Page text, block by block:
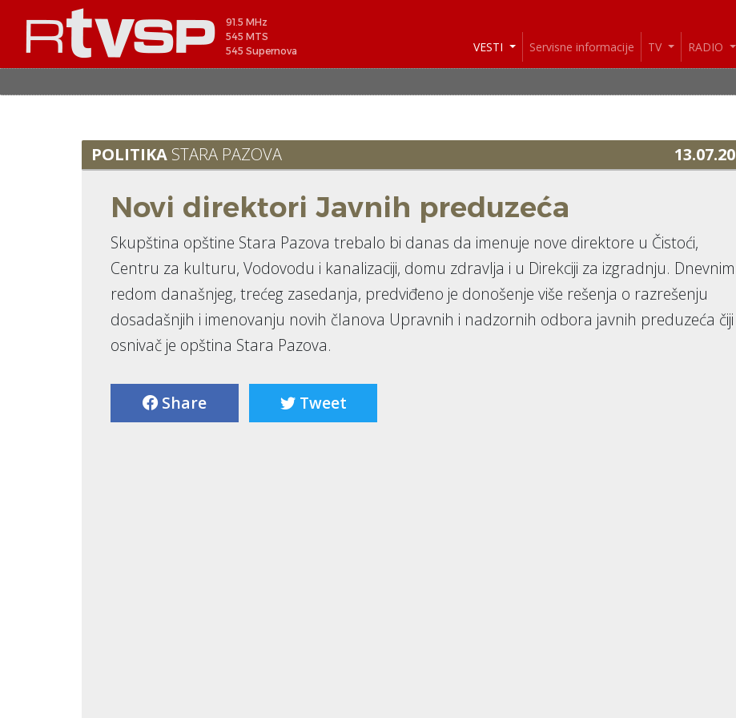
91.5 MHz
545 MTS
545 Supernova
VESTI Servisne informacije TV RADIO
POLITIKA STARA PAZOVA
Novi direktori Javnih preduzeća
Skupština opštine Stara Pazova trebalo bi danas da imenuje nove direktore u Čistoći,
Centru za kulturu, Vodovodu i kanalizaciji, domu zdravlja i u Direkciji za izgradnju. Dnevnim
redom današnjeg, trećeg zasedanja, predviđeno je donošenje više rešenja o razrešenju
dosadašnjih i imenovanju novih članova Upravnih i nadzornih odbora javnih preduzeća čiji
osnivač je opština Stara Pazova.
Share Tweet